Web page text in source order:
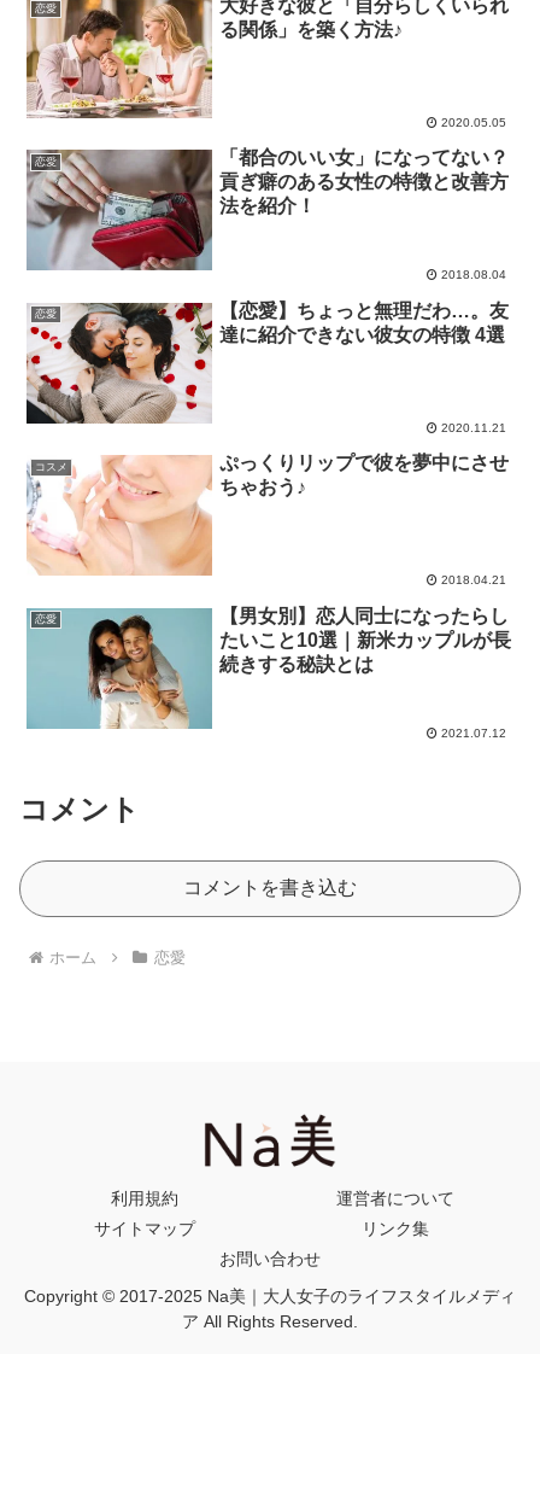
恋愛
大好きな彼と「自分らしくいられ
る関係」を築く方法♪
2020.05.05
恋愛
「都合のいい女」になってない？
貢ぎ癖のある女性の特徴と改善方
法を紹介！
2018.08.04
恋愛
【恋愛】ちょっと無理だわ…。友
達に紹介できない彼女の特徴 4選
2020.11.21
コスメ
ぷっくりリップで彼を夢中にさせ
ちゃおう♪
2018.04.21
恋愛
【男女別】恋人同士になったらし
たいこと10選｜新米カップルが長
続きする秘訣とは
2021.07.12
コメント
コメントを書き込む
ホーム 恋愛
利用規約
運営者について
サイトマップ
リンク集
お問い合わせ
Copyright © 2017-2025 Na美｜大人女子のライフスタイルメディ
ア All Rights Reserved.